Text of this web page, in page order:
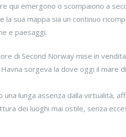
qui emergono o scompaiono a
la sua mappa sia un continuo
e paesaggi.
di Second Norway mise in
sorgeva la dove oggi il mare
lunga assenza dalla virtualità,
dei luoghi mai ostile, senza